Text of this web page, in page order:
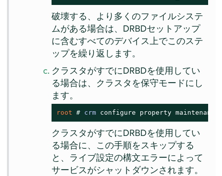
破壊する、より多くのファイルシステ
ムがある場合は、DRBDセットアップ
に含むすべてのデバイス上でこのステ
ップを繰り返します。
クラスタがすでにDRBDを使用してい
る場合は、クラスタを保守モードにし
ます。
root # crm configure property maintenance-
クラスタがすでにDRBDを使用してい
る場合に、この手順をスキップする
と、ライブ設定の構文エラーによって
サービスがシャットダウンされます。